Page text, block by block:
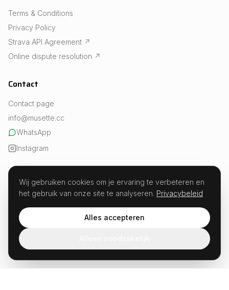
Terms & Conditions
Privacy Policy
Strava API Agreement ↗
Online dispute resolution ↗
Contact
Contact page
info@musette.cc
WhatsApp
Instagram
REVIEWS
Musette · Weesperstraat 107, 1018 VN Amsterdam · KvK 99654504
© 2026 Musette.cc. All rights reserved. Not developed or sponsored
Wij gebruiken cookies om je ervaring te verbeteren en
het gebruik van onze site te analyseren. Privacybeleid
Alles accepteren